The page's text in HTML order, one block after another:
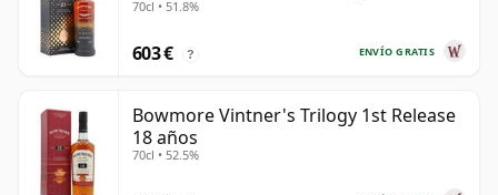
70cl • 51.8%
ENVÍO GRATIS
603 € ?
Bowmore Vintner's Trilogy 1st Release
18 años
70cl • 52.5%